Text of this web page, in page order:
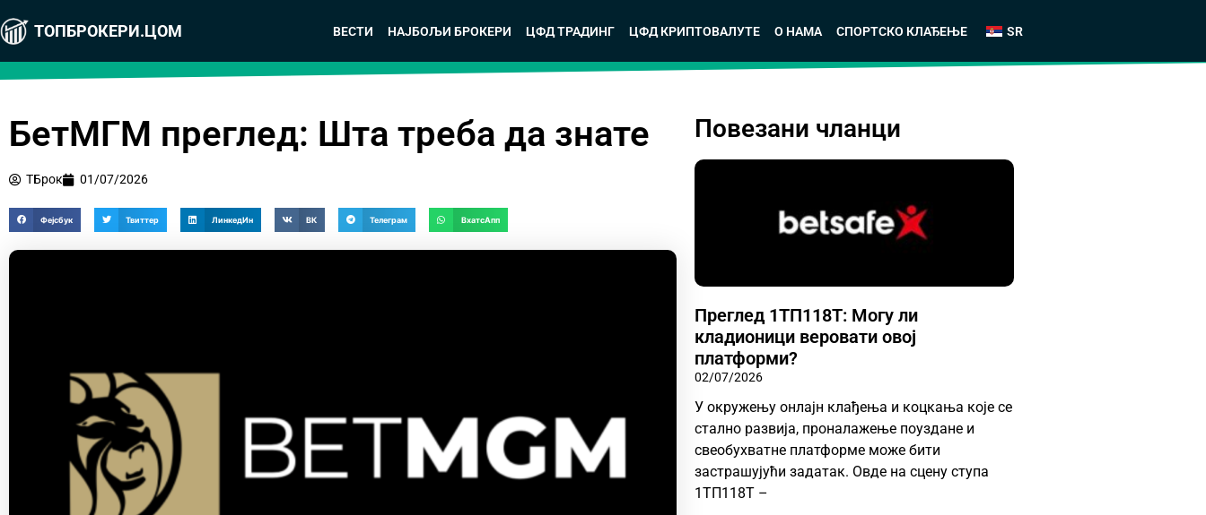
ТОПБРОКЕРИ.ЦОМ ВЕСТИ НАЈБОЉИ БРОКЕРИ ЦФД ТРАДИНГ ЦФД КРИПТОВАЛУТЕ О НАМА СПОРТСКО КЛАЂЕЊЕ SR
БетМГМ преглед: Шта треба да знате
ТБрок 01/07/2026
Фејсбук Твиттер ЛинкедИн ВК Телеграм ВхатсАпп
Повезани чланци
Преглед 1ТП118Т: Могу ли
кладионици веровати овој
платформи?
02/07/2026
У окружењу онлајн клађења и коцкања које се
стално развија, проналажење поуздане и
свеобухватне платформе може бити
застрашујући задатак. Овде на сцену ступа
1ТП118Т –